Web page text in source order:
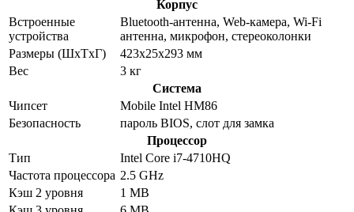
Корпус
Встроенные
устройства
Bluetooth-антенна, Web-камера, Wi-Fi
антенна, микрофон, стереоколонки
Размеры (ШxТxГ)
423x25x293 мм
Вес
3 кг
Система
Чипсет
Mobile Intel HM86
Безопасность
пароль BIOS, слот для замка
Процессор
Тип
Intel Core i7-4710HQ
Частота процессора 2.5 GHz
Кэш 2 уровня
1 MB